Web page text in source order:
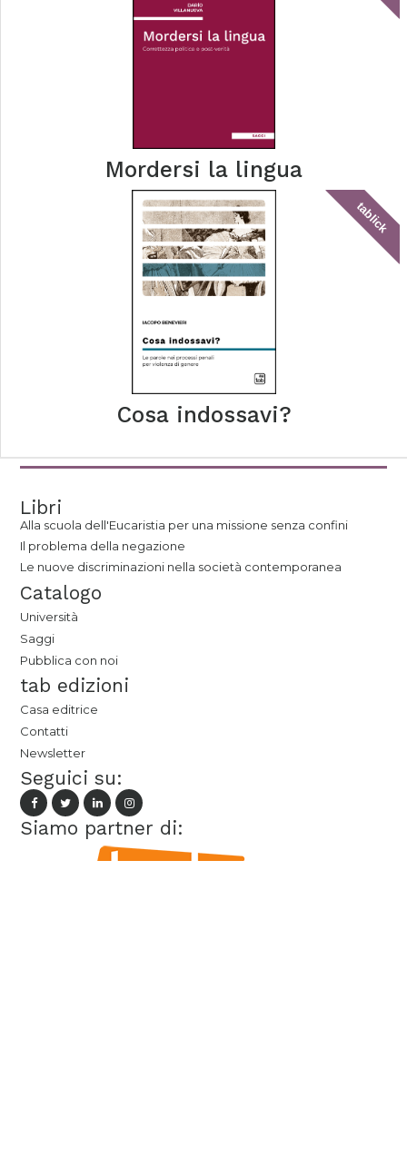
Mordersi la lingua
tablick
Cosa indossavi?
Libri
Alla scuola dell'Eucaristia per una missione senza confini
Il problema della negazione
Le nuove discriminazioni nella società contemporanea
Catalogo
Università
Saggi
Pubblica con noi
tab edizioni
Casa editrice
Contatti
Newsletter
Seguici su:
Siamo partner di: